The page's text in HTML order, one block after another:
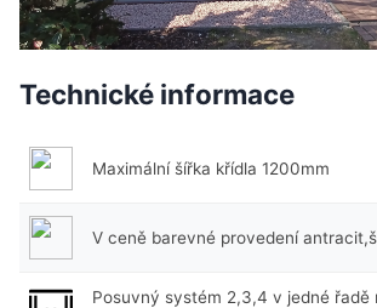
Technické informace
Maximální šířka křídla 1200mm
V ceně barevné provedení
Posuvný systém 2,3,4 v jedné řadě